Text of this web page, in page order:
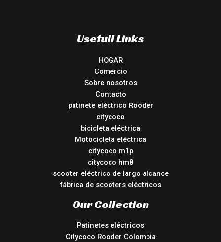
Usefull Links
HOGAR
Comercio
Sobre nosotros
Contacto
patinete eléctrico Rooder
citycoco
bicicleta eléctrica
Motocicleta eléctrica
citycoco m1p
citycoco hm8
scooter eléctrico de largo alcance
fábrica de scooters eléctricos
Our Collection
Patinetes eléctricos
Citycoco Rooder Colombia